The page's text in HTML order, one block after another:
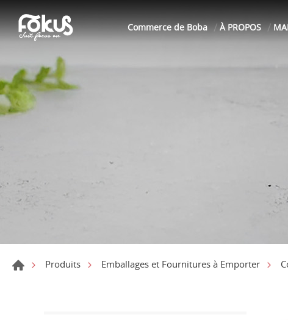
Commerce de Boba À PROPOS
Produits Emballages et Fournitures à Emporter